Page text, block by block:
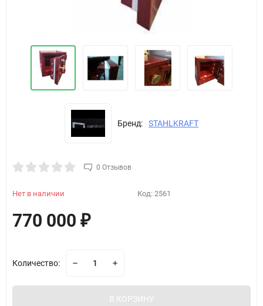
Бренд: STAHLKRAFT
0 Отзывов
Нет в наличии Код: 2561
770 000 ₽
Количество:
В КОРЗИНУ